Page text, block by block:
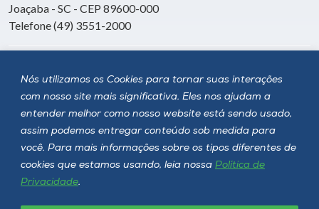
Nós utilizamos os Cookies para tornar suas interações
com nosso site mais significativa. Eles nos ajudam a
entender melhor como nosso website está sendo usado,
assim podemos entregar conteúdo sob medida para
você. Para mais informações sobre os tipos diferentes de
cookies que estamos usando, leia nossa Política de
Privacidade.
Joaçaba - SC - CEP 89600-000
Telefone (49) 3551-2000
Siga a Unoesc